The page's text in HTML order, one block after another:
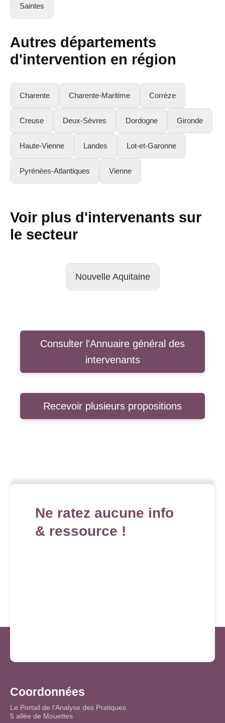
Saintes
Autres départements
d'intervention en région
Charente Charente-Maritime Corrèze
Creuse Deux-Sèvres Dordogne Gironde
Haute-Vienne Landes Lot-et-Garonne
Pyrénées-Atlantiques Vienne
Voir plus d'intervenants sur
le secteur
Nouvelle Aquitaine
Consulter l'Annuaire général des
intervenants
Recevoir plusieurs propositions
Ne ratez aucune info
& ressource !
Coordonnées
Le Portail de l'Analyse des Pratiques
5 allée de Mouettes